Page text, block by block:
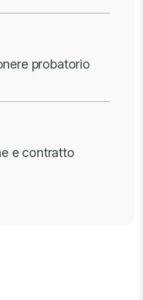
probatorio
e contratto